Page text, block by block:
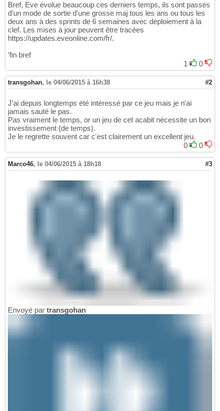
Bref, Eve évolue beaucoup ces derniers temps, ils sont passés
d'un mode de sortie d'une grosse maj tous les ans ou tous les
deux ans à des sprints de 6 semaines avec déploiement à la
clef. Les mises à jour peuvent être tracées
https://updates.eveonline.com/fr/.
'fin bref
1
0
transgohan, le 04/06/2015 à 16h38 #2
J'ai depuis longtemps été intéressé par ce jeu mais je n'ai
jamais sauté le pas.
Pas vraiment le temps, or un jeu de cet acabit nécessite un bon
investissement (de temps).
Je le regrette souvent car c'est clairement un excellent jeu.
0
0
Marco46, le 04/06/2015 à 18h18 #3
Envoyé par transgohan